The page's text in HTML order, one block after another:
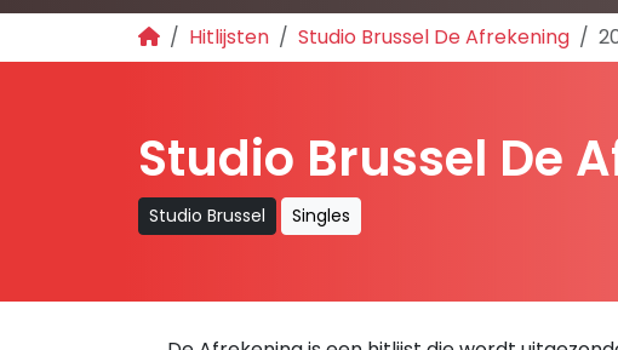
Hitlijsten Studio Brussel De Afrekening
Studio Brussel De
Studio Brussel Singles